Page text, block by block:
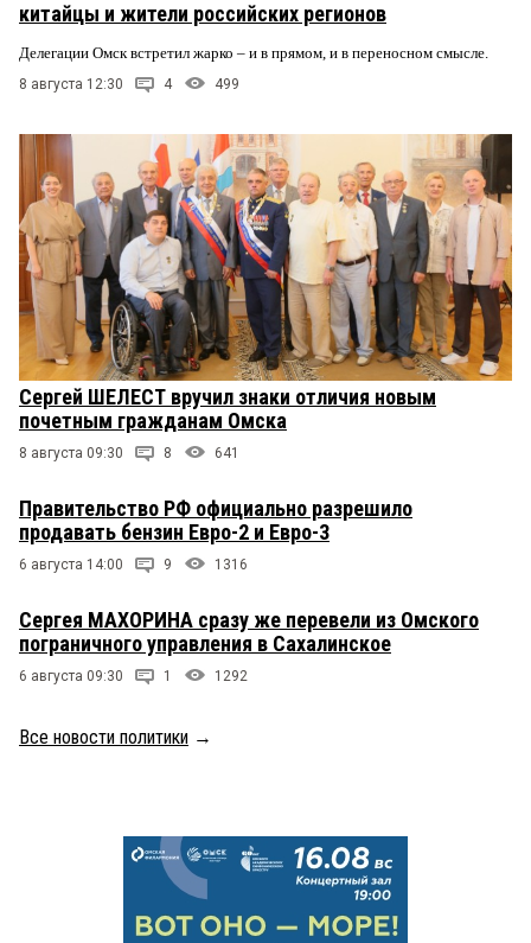
китайцы и жители российских регионов
Делегации Омск встретил жарко – и в прямом, и в переносном смысле.
8 августа 12:30 4 499
Сергей ШЕЛЕСТ вручил знаки отличия новым
почетным гражданам Омска
8 августа 09:30 8 641
Правительство РФ официально разрешило
продавать бензин Евро-2 и Евро-3
6 августа 14:00 9 1316
Сергея МАХОРИНА сразу же перевели из Омского
пограничного управления в Сахалинское
6 августа 09:30 1 1292
Все новости политики →